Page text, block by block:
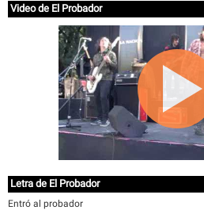
Video de El Probador
Letra de El Probador
Entró al probador